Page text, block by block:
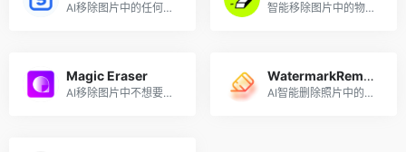
AI移除图片中的任何物体 智能移除图片中的物体、文本、污迹、人物或任何不想要的东西
Magic Eraser
AI移除图片中不想要的物体
WatermarkRemover
AI智能删除照片中的水印